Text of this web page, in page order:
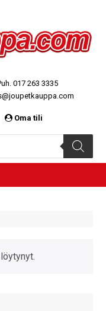
017 263 3335
Oma tili